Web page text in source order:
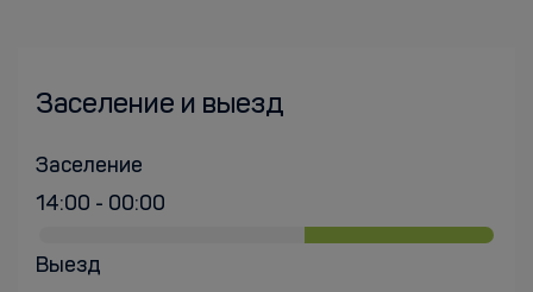
Заселение и выезд
Заселение
14:00 - 00:00
Выезд